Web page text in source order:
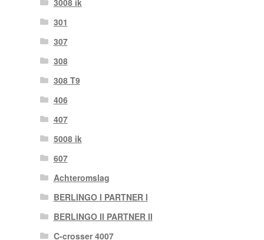
3008 ik
301
307
308
308 T9
406
407
5008 ik
607
Achteromslag
BERLINGO I PARTNER I
BERLINGO II PARTNER II
C-crosser 4007